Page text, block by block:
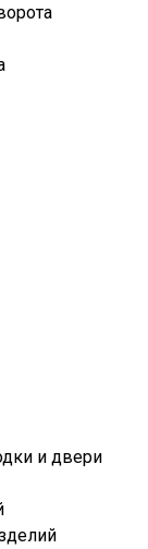
и двери